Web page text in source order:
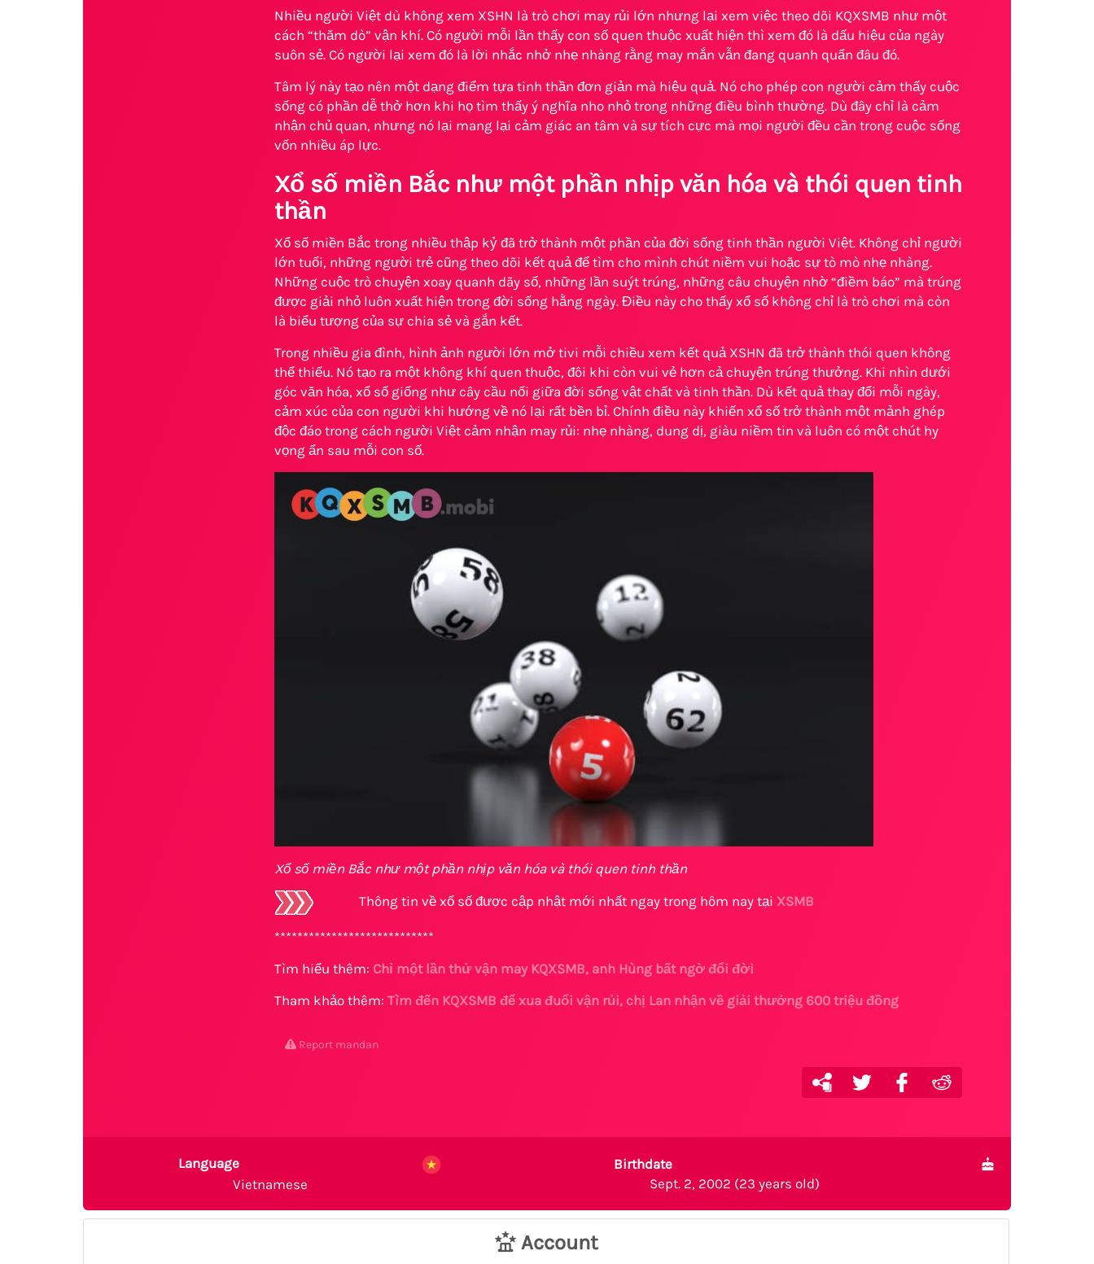
Nhiều người Việt dù không xem XSHN là trò chơi may rủi lớn nhưng lại xem việc theo dõi KQXSMB như một
cách “thăm dò” vận khí. Có người mỗi lần thấy con số quen thuộc xuất hiện thì xem đó là dấu hiệu của ngày
suôn sẻ. Có người lại xem đó là lời nhắc nhở nhẹ nhàng rằng may mắn vẫn đang quanh quẩn đâu đó.
Tâm lý này tạo nên một dạng điểm tựa tinh thần đơn giản mà hiệu quả. Nó cho phép con người cảm thấy cuộc
sống có phần dễ thở hơn khi họ tìm thấy ý nghĩa nho nhỏ trong những điều bình thường. Dù đây chỉ là cảm
nhận chủ quan, nhưng nó lại mang lại cảm giác an tâm và sự tích cực mà mọi người đều cần trong cuộc sống
vốn nhiều áp lực.
Xổ số miền Bắc như một phần nhịp văn hóa và thói quen tinh
thần
Xổ số miền Bắc trong nhiều thập kỷ đã trở thành một phần của đời sống tinh thần người Việt. Không chỉ người
lớn tuổi, những người trẻ cũng theo dõi kết quả để tìm cho mình chút niềm vui hoặc sự tò mò nhẹ nhàng.
Những cuộc trò chuyện xoay quanh dãy số, những lần suýt trúng, những câu chuyện nhờ “điềm báo” mà trúng
được giải nhỏ luôn xuất hiện trong đời sống hằng ngày. Điều này cho thấy xổ số không chỉ là trò chơi mà còn
là biểu tượng của sự chia sẻ và gắn kết.
Trong nhiều gia đình, hình ảnh người lớn mở tivi mỗi chiều xem kết quả XSHN đã trở thành thói quen không
thể thiếu. Nó tạo ra một không khí quen thuộc, đôi khi còn vui vẻ hơn cả chuyện trúng thưởng. Khi nhìn dưới
góc văn hóa, xổ số giống như cây cầu nối giữa đời sống vật chất và tinh thần. Dù kết quả thay đổi mỗi ngày,
cảm xúc của con người khi hướng về nó lại rất bền bỉ. Chính điều này khiến xổ số trở thành một mảnh ghép
độc đáo trong cách người Việt cảm nhận may rủi: nhẹ nhàng, dung dị, giàu niềm tin và luôn có một chút hy
vọng ẩn sau mỗi con số.
Xổ số miền Bắc như một phần nhịp văn hóa và thói quen tinh thần
Thông tin về xổ số được cập nhật mới nhất ngay trong hôm nay tại XSMB
****************************
Tìm hiểu thêm: Chỉ một lần thử vận may KQXSMB, anh Hùng bất ngờ đổi đời
Tham khảo thêm: Tìm đến KQXSMB để xua đuổi vận rủi, chị Lan nhận về giải thưởng 600 triệu đồng
Report mandan
Language
Vietnamese
Birthdate
Sept. 2, 2002 (23 years old)
Account